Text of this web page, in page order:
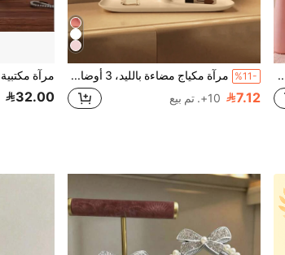
مرآة مكياج لطيفة بتصميم نمط سحابة ناعمة يمكن وضعها على الطاولة أو تعليقها على الحائط. كمرآة مكياج محمولة، فهي مثالية للسكن الجامعي وطاولات الزينة والمكاتب. بسعر معقول، فهي خيار مثالي لديكور الغرفة وطاولات الزينة والسفر وغرف النوم. يتضمن المنتج إكسسوارات المكياج والمرآة ومرآة الزينة والمرآة الصغيرة والمرآة المحمولة والمرآة الصغيرة ومرآة الطاولة. إنها هدية مثالية للعطلات أو عيد الميلاد للأصدقاء والعائلة. %11- مرآة مكياج مضاءة بالليد، 3 أوضاع إضاءة، تحكم باللمس، مرآة زينة محمولة قابلة للطي، مرآة مكياج للسفر، قابلة للشحن، مرآة تجميل بالليد، هدية عيد الميلاد للنساء، ديكور المنزل، ديكور غرفة الدراسة، لوازم الدراسة
7.12 10+. تم بيع 32.00